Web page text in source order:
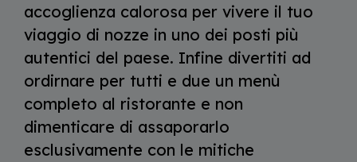
accoglienza calorosa per vivere il tuo
viaggio di nozze in uno dei posti più
autentici del paese. Infine divertiti ad
ordirnare per tutti e due un menù
completo al ristorante e non
dimenticare di assaporarlo
esclusivamente con le mitiche